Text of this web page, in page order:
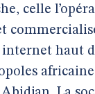
celle
internet haut